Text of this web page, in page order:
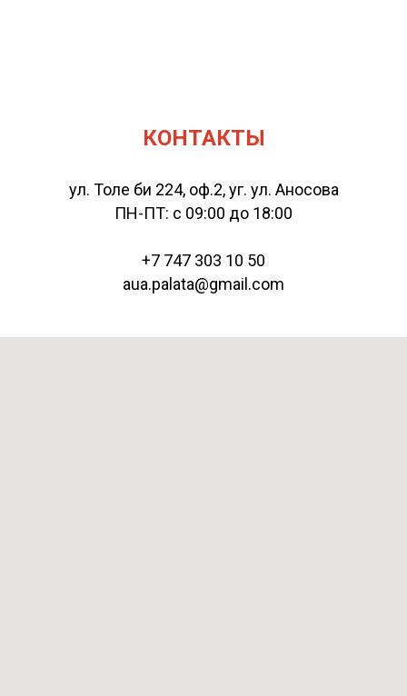
КОНТАКТЫ
ул. Толе би 224, оф.2, уг. ул. Аносова
ПН-ПТ: с 09:00 до 18:00
+7 747 303 10 50
aua.palata@gmail.com